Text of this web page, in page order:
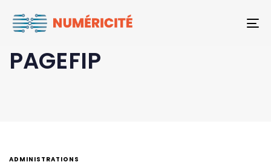
PAGEFIP
ADMINISTRATIONS